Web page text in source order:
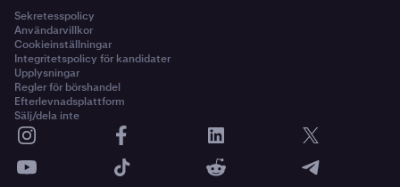
Sekretesspolicy
Användarvillkor
Cookieinställningar
Integritetspolicy för kandidater
Upplysningar
Regler för börshandel
Efterlevnadsplattform
Sälj/dela inte